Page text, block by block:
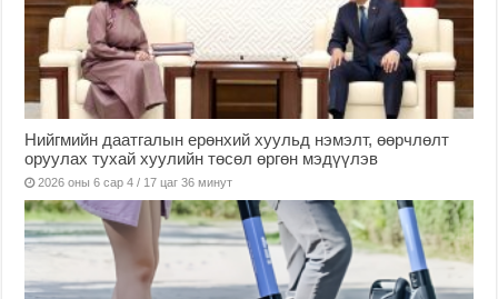
Нийгмийн даатгалын ерөнхий хуульд нэмэлт, өөрчлөлт
оруулах тухай хуулийн төсөл өргөн мэдүүлэв
2026 оны 6 сар 4 / 17 цаг 36 минут